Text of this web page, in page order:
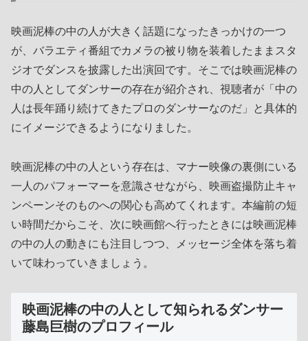
映画泥棒の中の人が大きく話題になったきっかけの一つ
が、バラエティ番組でカメラの被り物を装着したままスタ
ジオでダンスを披露した出演回です。そこでは映画泥棒の
中の人としてダンサーの存在が紹介され、視聴者が「中の
人は長年踊り続けてきたプロのダンサーなのだ」と具体的
にイメージできるようになりました。
映画泥棒の中の人という存在は、マナー映像の裏側にいる
一人のパフォーマーを意識させながら、映画盗撮防止キャ
ンペーンそのものへの関心も高めてくれます。本編前の短
い時間だからこそ、次に映画館へ行ったときには映画泥棒
の中の人の動きにも注目しつつ、メッセージ全体を落ち着
いて味わっていきましょう。
映画泥棒の中の人として知られるダンサー
藤島巨樹のプロフィール